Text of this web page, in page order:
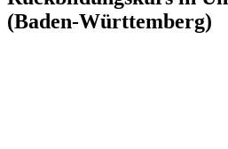
(Baden-Württemberg)